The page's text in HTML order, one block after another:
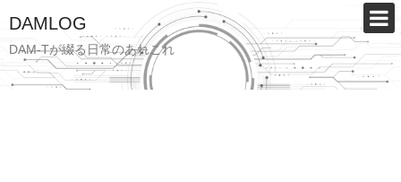
DAMLOG
DAM-Tが綴る日常のあれこれ